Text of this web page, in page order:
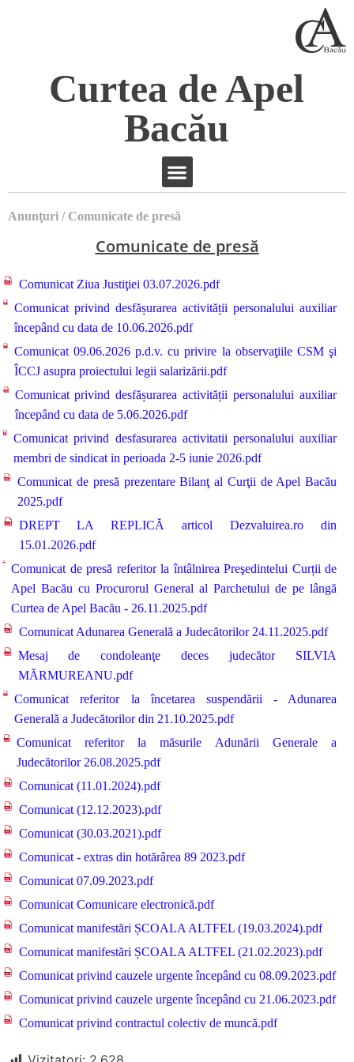
Curtea de Apel
Bacău
Anunţuri / Comunicate de presă
Comunicate de presă
Comunicat Ziua Justiţiei 03.07.2026.pdf
Comunicat privind desfășurarea activității personalului auxiliar
începând cu data de 10.06.2026.pdf
Comunicat 09.06.2026 p.d.v. cu privire la observaţiile CSM şi
ÎCCJ asupra proiectului legii salarizării.pdf
Comunicat privind desfășurarea activității personalului auxiliar
începând cu data de 5.06.2026.pdf
Comunicat privind desfasurarea activitatii personalului auxiliar
membri de sindicat in perioada 2-5 iunie 2026.pdf
Comunicat de presă prezentare Bilanţ al Curţii de Apel Bacău
2025.pdf
DREPT LA REPLICĂ articol Dezvaluirea.ro din
15.01.2026.pdf
Comunicat de presă referitor la întâlnirea Preşedintelui Curții de
Apel Bacău cu Procurorul General al Parchetului de pe lângă
Curtea de Apel Bacău - 26.11.2025.pdf
Comunicat Adunarea Generală a Judecătorilor 24.11.2025.pdf
Mesaj de condoleanţe deces judecător SILVIA
MĂRMUREANU.pdf
Comunicat referitor la încetarea suspendării - Adunarea
Generală a Judecătorilor din 21.10.2025.pdf
Comunicat referitor la măsurile Adunării Generale a
Judecătorilor 26.08.2025.pdf
Comunicat (11.01.2024).pdf
Comunicat (12.12.2023).pdf
Comunicat (30.03.2021).pdf
Comunicat - extras din hotărârea 89 2023.pdf
Comunicat 07.09.2023.pdf
Comunicat Comunicare electronică.pdf
Comunicat manifestări ȘCOALA ALTFEL (19.03.2024).pdf
Comunicat manifestări ȘCOALA ALTFEL (21.02.2023).pdf
Comunicat privind cauzele urgente începând cu 08.09.2023.pdf
Comunicat privind cauzele urgente începând cu 21.06.2023.pdf
Comunicat privind contractul colectiv de muncă.pdf